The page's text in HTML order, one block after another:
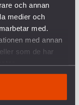
och annan
medier och
med.
med annan
som de har
KRIGET I